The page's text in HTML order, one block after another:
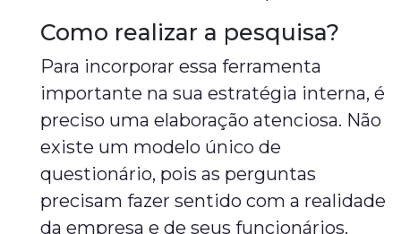
Como realizar a pesquisa?
Para incorporar essa ferramenta
importante na sua estratégia interna, é
preciso uma elaboração atenciosa. Não
existe um modelo único de
questionário, pois as perguntas
precisam fazer sentido com a realidade
da empresa e de seus funcionários.